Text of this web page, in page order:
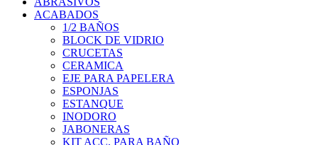
ACABADOS
1/2 BAÑOS
BLOCK DE VIDRIO
CRUCETAS
CERAMICA
EJE PARA PAPELERA
ESPONJAS
ESTANQUE
INODORO
JABONERAS
KIT ACC. PARA BAÑO